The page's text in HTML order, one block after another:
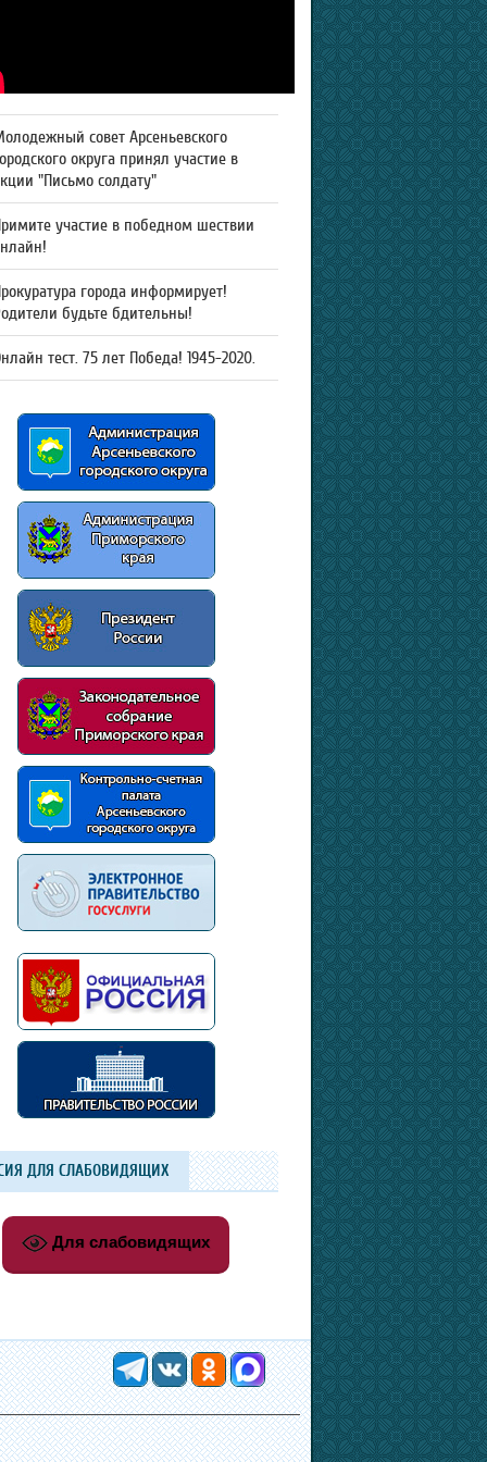
совет Арсеньевского
округа принял участие в
"Письмо солдату"
участие в победном шествии
города информирует!
будьте бдительны!
тест. 75 лет Победа! 1945-2020.
ДЛЯ СЛАБОВИДЯЩИХ
Для слабовидящих